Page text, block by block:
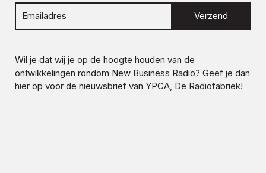
Verzend
Wil je dat wij je op de hoogte houden van de
ontwikkelingen rondom New Business Radio? Geef je dan
hier op voor de nieuwsbrief van YPCA, De Radiofabriek!